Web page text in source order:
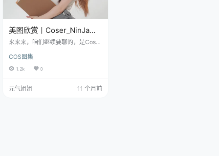
美图欣赏丨Coser_NinJa阿
寨寨:NO.016-OL液化上衣
来来来，咱们继续要聊的，是Coser
主题是“OL液化上衣”，数据是28
P，229.6M，光看这几个关键词，
个词，相信大家都不会陌生，代表
COS图集
1.2k 0
元气姐姐 11 个月前